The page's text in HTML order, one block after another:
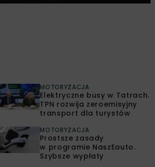
MOTORYZACJA
Elektryczne busy w Tatrach.
TPN rozwija zeroemisyjny
transport dla turystów
MOTORYZACJA
Prostsze zasady
w programie NaszEauto.
Szybsze wypłaty